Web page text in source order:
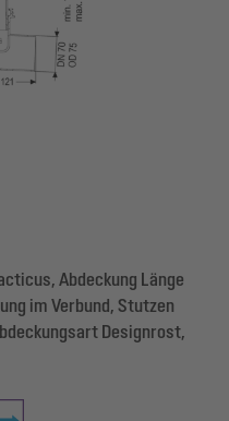
Abdeckung Länge
im Verbund, Stutzen
Designrost,